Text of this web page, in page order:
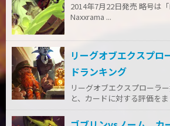
2014年7月22日発売 略号は
Naxxrama ...
リーグオブエクスプロ
ドランキング
リーグオブエクスプローラ
と、カードに対する評価を